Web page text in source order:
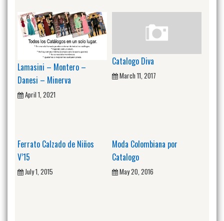
Lamasini – Montero –
Danesi – Minerva
April 1, 2021
Catalogo Diva
March 11, 2017
Ferrato Calzado de Niños
V’15
July 1, 2015
Moda Colombiana por
Catalogo
May 20, 2016